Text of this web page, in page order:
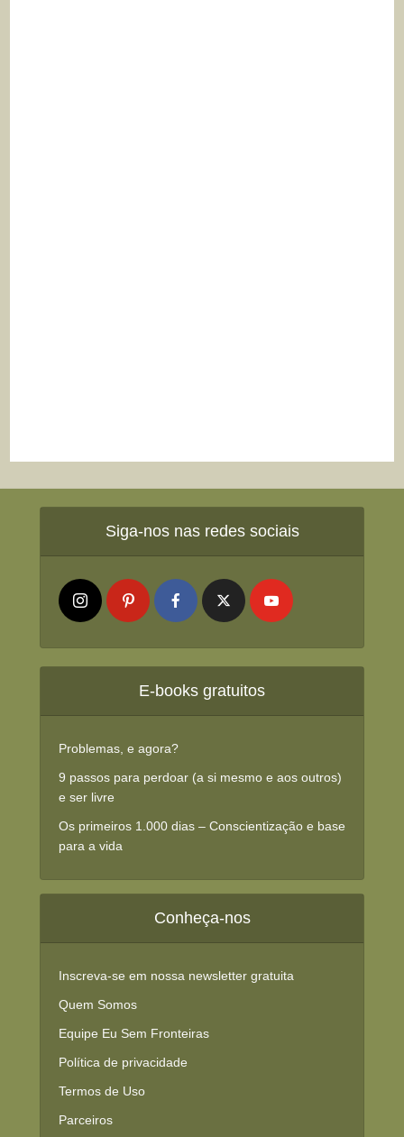
Siga-nos nas redes sociais
E-books gratuitos
Problemas, e agora?
9 passos para perdoar (a si mesmo e aos outros)
e ser livre
Os primeiros 1.000 dias – Conscientização e base
para a vida
Conheça-nos
Inscreva-se em nossa newsletter gratuita
Quem Somos
Equipe Eu Sem Fronteiras
Política de privacidade
Termos de Uso
Parceiros